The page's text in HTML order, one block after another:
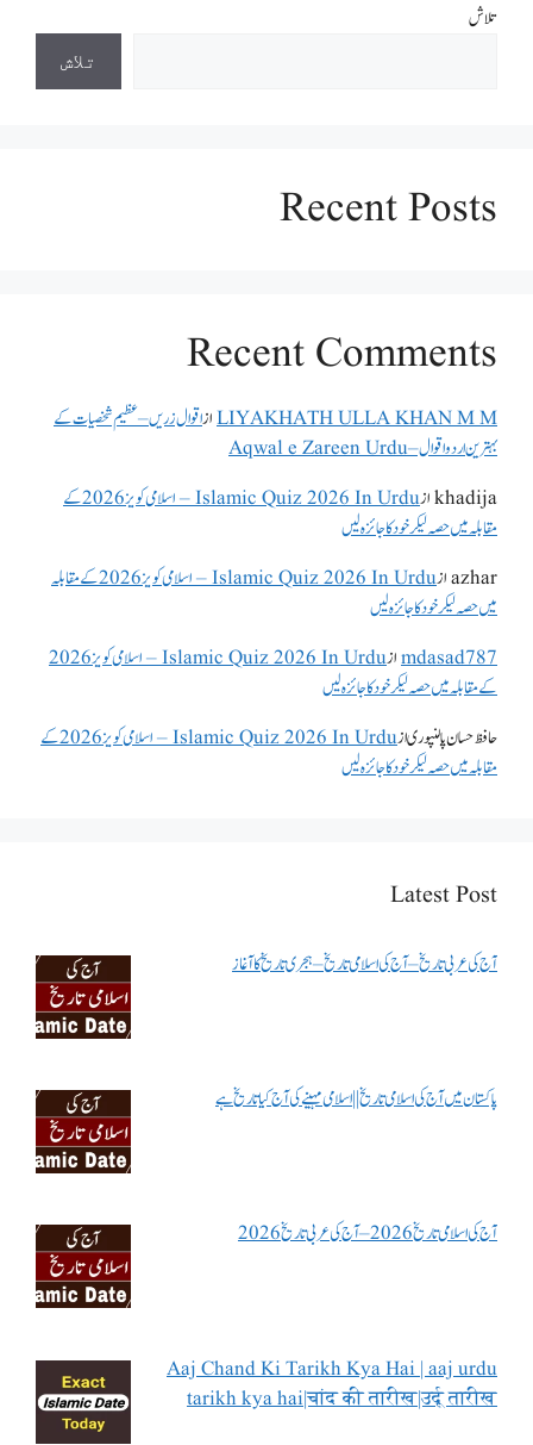
تلاش
تلاش
Recent Posts
Recent Comments
LIYAKHATH ULLA KHAN M Mازاقوال زریں – عظیم شخصیات کے
بہترین اردو اقوال – Aqwal e Zareen Urdu
khadijaاز
Islamic Quiz 2026 In Urdu – اسلامی کویز 2026 کے
مقابلہ میں حصہ لیکر خود کا جائزہ لیں
azharاز
Islamic Quiz 2026 In Urdu – اسلامی کویز 2026 کے مقابلہ
میں حصہ لیکر خود کا جائزہ لیں
mdasad787از
Islamic Quiz 2026 In Urdu – اسلامی کویز 2026
کے مقابلہ میں حصہ لیکر خود کا جائزہ لیں
حافظ حسان پالنپوریاز
Islamic Quiz 2026 In Urdu – اسلامی کویز 2026 کے
مقابلہ میں حصہ لیکر خود کا جائزہ لیں
Latest Post
آج کی عربی تاریخ – آج کی اسلامی تاریخ – ہجری تاریخ کا آغاز
پاکستان میں آج کی اسلامی تاریخ || اسلامی مہینے کی آج کیا تاریخ ہے
آج کی اسلامی تاریخ 2026 – آج کی عربی تاریخ 2026
Aaj Chand Ki Tarikh Kya Hai | aaj urdu
tarikh kya hai|चांद की तारीख|उर्दू तारीख